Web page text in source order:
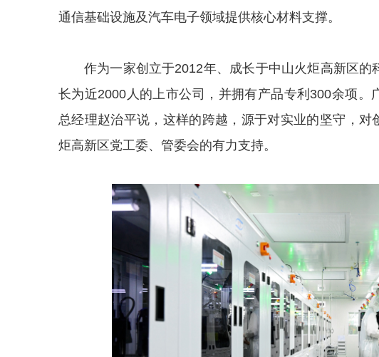
通信基础设施及汽车电子领域提供核心材料支撑。
作为一家创立于2012年、成长于中山火炬高新区
长为近2000人的上市公司，并拥有产品专利300余项
总经理赵治平说，这样的跨越，源于对实业的坚守，对
炬高新区党工委、管委会的有力支持。